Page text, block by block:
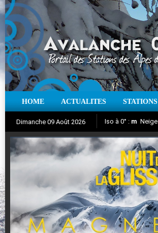
HOME ACTUALITES STATIONS
Dimanche 09 Août 2026
Aujourd'hui : T°
Iso à 0° : m
Suivez en direct
Nuit de la Glisse 2018